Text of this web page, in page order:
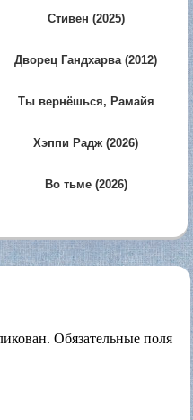
Стивен (2025)
Дворец Гандхарва (2012)
Ты вернёшься, Рамайя
Хэппи Радж (2026)
Во тьме (2026)
Обязательные поля